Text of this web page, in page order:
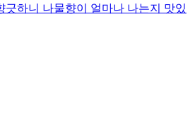
긋하니 나물향이 얼마나 나는지 맛있